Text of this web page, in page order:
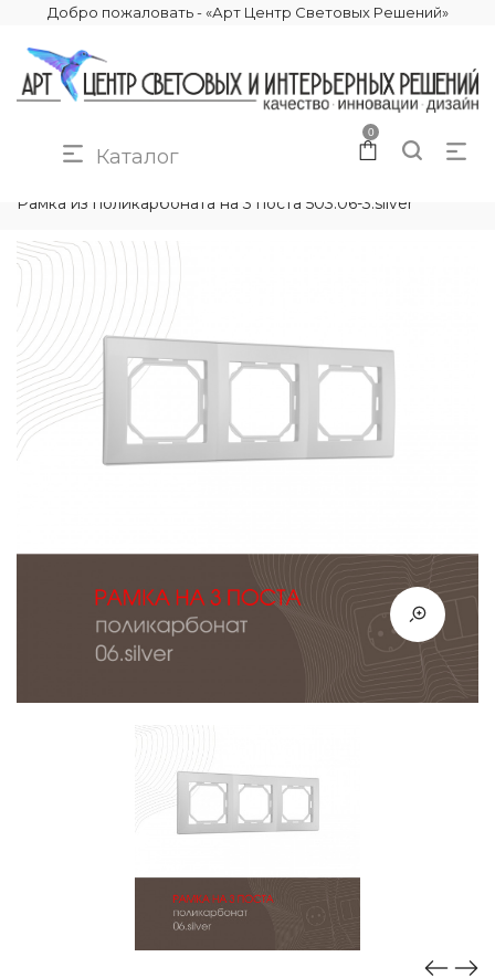
Добро пожаловать - «Арт Центр Световых Решений»
Каталог
0
Рамка из поликарбоната на 3 поста 503.06-3.silver